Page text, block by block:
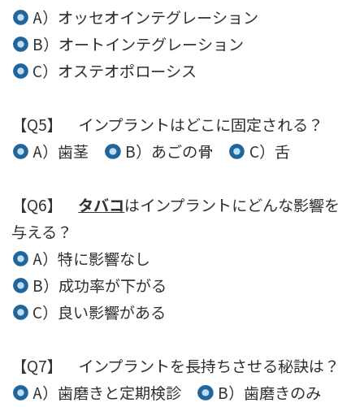
A）オッセオインテグレーション
B）オートインテグレーション
C）オステオポローシス
【Q5】 インプラントはどこに固定される？
A）歯茎
B）あごの骨 C）舌
【Q6】 タバコはインプラントにどんな影響を
与える？
A）特に影響なし
B）成功率が下がる
C）良い影響がある
【Q7】 インプラントを長持ちさせる秘訣は？
A）歯磨きと定期検診
B）歯磨きのみ